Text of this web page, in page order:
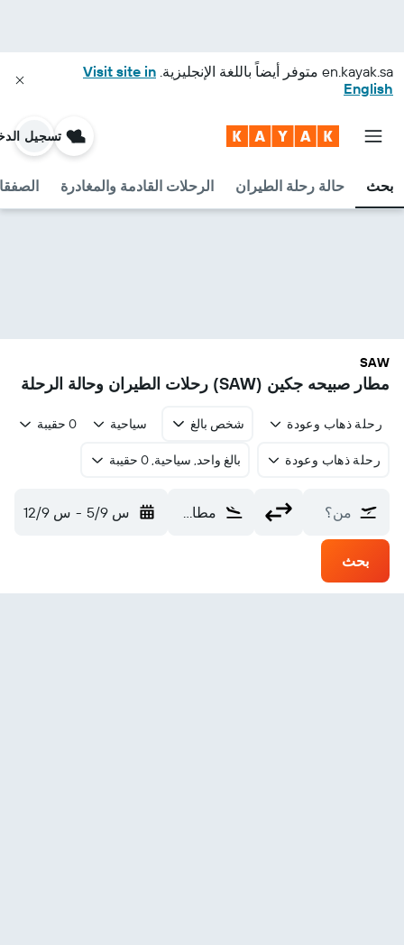
en.kayak.sa متوفر أيضاً باللغة الإنجليزية. Visit site in
English
بحث حالة رحلة الطيران الرحلات القادمة والمغادرة
تسجيل
SAW
مطار صبيحه جكين (SAW) رحلات الطيران وحالة الرحلة
رحلة ذهاب وعودة شخص بالغ سياحية 0 حقيبة
رحلة ذهاب وعودة بالغ واحد, سياحية, 0 حقيبة
من؟ مطار صبيحه جكين (SAW) س 5/9 - س 12/9
بحث